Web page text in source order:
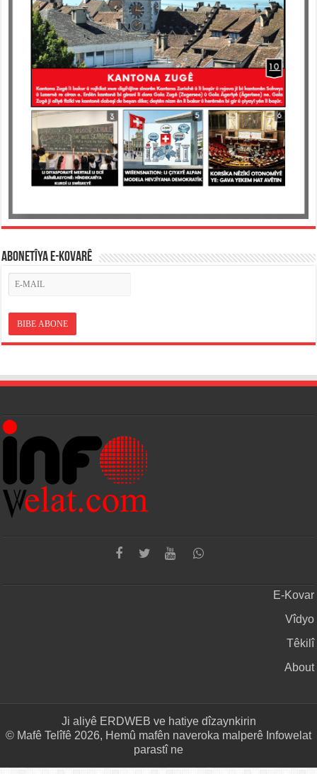
ABONETÎYA E-KOVARÊ
E-Kovar
Vîdyo
Têkilî
About
Ji aliyê ERDWEB ve hatiye dîzaynkirin
© Mafê Telîfê 2026, Hemû mafên naveroka malperê Infowelat
parastî ne